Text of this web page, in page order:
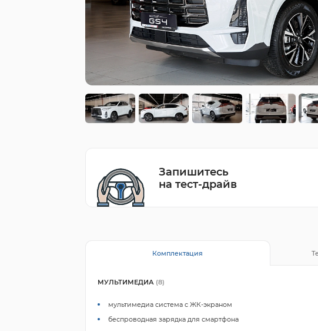
Запишитесь
на тест-драйв
Комплектация
МУЛЬТИМЕДИА (8)
мультимедиа система с ЖК-экраном
беспроводная зарядка для смартфона